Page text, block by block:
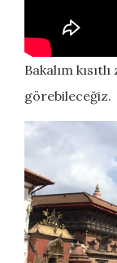
Bakalım
görebileceğiz.